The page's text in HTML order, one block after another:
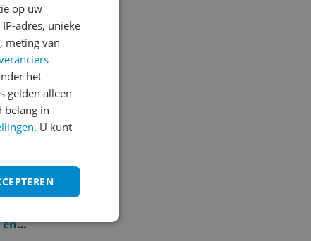
en
op uw
adres, unieke
meting van
het
gelden alleen
belang in
. U kunt